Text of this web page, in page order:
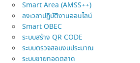
Smart Area (AMSS++)
ลงเวลาปฏิบัติงานออนไลน์
Smart OBEC
ระบบสร้าง QR CODE
ระบบตรวจสอบงบประมาณ
ระบบขายทอดตลาด